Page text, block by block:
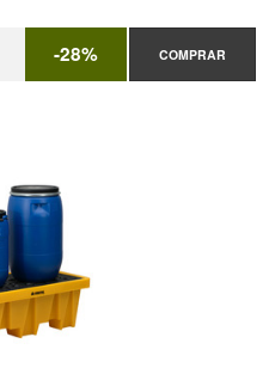
-28% COMPRAR